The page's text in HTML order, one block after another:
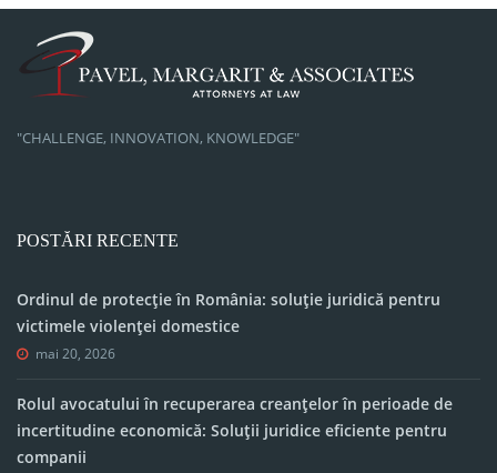
"CHALLENGE, INNOVATION, KNOWLEDGE"
POSTĂRI RECENTE
Ordinul de protecție în România: soluție juridică pentru
victimele violenței domestice
mai 20, 2026
Rolul avocatului în recuperarea creanțelor în perioade de
incertitudine economică: Soluții juridice eficiente pentru
companii